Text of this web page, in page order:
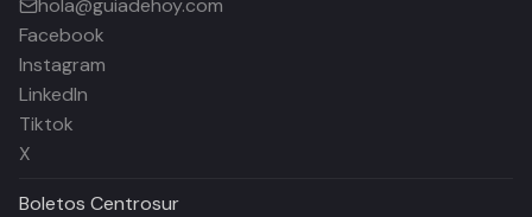
hola@guiadehoy.com
Facebook
Instagram
LinkedIn
Tiktok
X
Boletos Centrosur